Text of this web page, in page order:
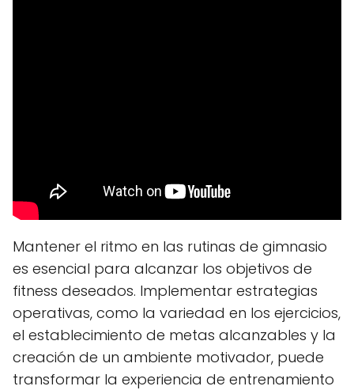
Mantener el ritmo en las rutinas de gimnasio
es esencial para alcanzar los objetivos de
fitness deseados. Implementar estrategias
operativas, como la variedad en los ejercicios,
el establecimiento de metas alcanzables y la
creación de un ambiente motivador, puede
transformar la experiencia de entrenamiento